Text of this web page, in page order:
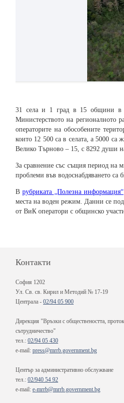
31 села и 1 град в 15 общини в
Министерството на регионалното
операторите на обособените
които 12 500 са в селата, а 5000
Велико Търново – 15, с 8292 души
За сравнение със същия период на
проблеми във водоснабдяването
В рубриката „Полезна информация“
места на воден режим. Данни се
от ВиК оператори с общинско
Контакти
София 1202
Ул. Св. св. Кирил и Методий № 17-19
Централа - 02/94 05 900
Дирекция "Връзки с обществеността,
сътрудничество"
тел.: 02/94 05 430
e-mail: press@mrrb.government.bg
Център за административно обслужване
тел.: 02/940 54 92
e-mail: e-mrrb@mrrb.government.bg